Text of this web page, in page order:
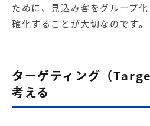
ために、見込み客をグループ
確化することが大切なのです。
ターゲティング（
考える